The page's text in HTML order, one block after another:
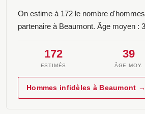
On estime à 172 le nombre
partenaire à Beaumont. Âge moyen :
172
ESTIMÉS
39
ÂGE MOY.
Hommes infidèles à Beaumont →